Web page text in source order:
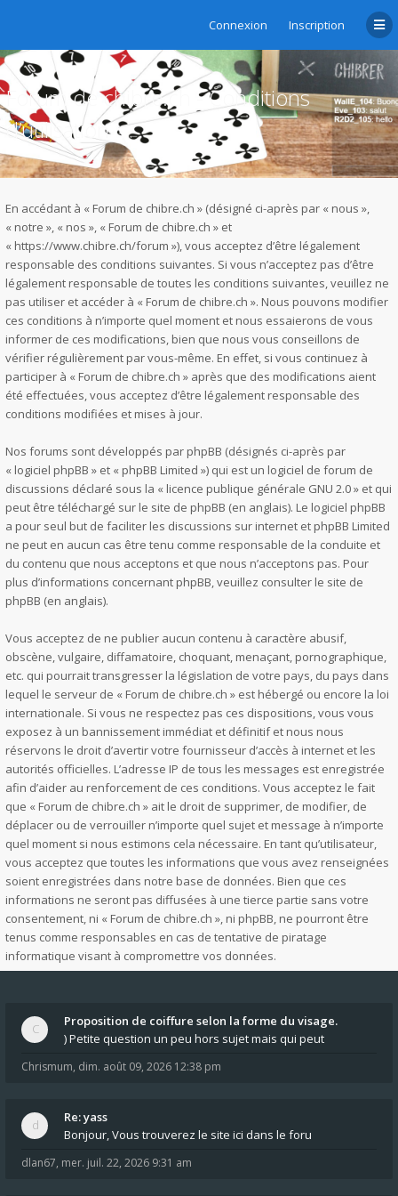
Connexion Inscription
Forum de chibre.ch - Conditions
d’utilisation
En accédant à « Forum de chibre.ch » (désigné ci-après par « nous »,
« notre », « nos », « Forum de chibre.ch » et
« https://www.chibre.ch/forum »), vous acceptez d’être légalement
responsable des conditions suivantes. Si vous n’acceptez pas d’être
légalement responsable de toutes les conditions suivantes, veuillez ne
pas utiliser et accéder à « Forum de chibre.ch ». Nous pouvons modifier
ces conditions à n’importe quel moment et nous essaierons de vous
informer de ces modifications, bien que nous vous conseillons de
vérifier régulièrement par vous-même. En effet, si vous continuez à
participer à « Forum de chibre.ch » après que des modifications aient
été effectuées, vous acceptez d’être légalement responsable des
conditions modifiées et mises à jour.
Nos forums sont développés par phpBB (désignés ci-après par
« logiciel phpBB » et « phpBB Limited ») qui est un logiciel de forum de
discussions déclaré sous la « licence publique générale GNU 2.0» et qui
peut être téléchargé sur le site de phpBB (en anglais). Le logiciel phpBB
a pour seul but de faciliter les discussions sur internet et phpBB Limited
ne peut en aucun cas être tenu comme responsable de la conduite et
du contenu que nous acceptons et que nous n’acceptons pas. Pour
plus d’informations concernant phpBB, veuillez consulter le site de
phpBB (en anglais).
Vous acceptez de ne publier aucun contenu à caractère abusif,
obscène, vulgaire, diffamatoire, choquant, menaçant, pornographique,
etc. qui pourrait transgresser la législation de votre pays, du pays dans
lequel le serveur de « Forum de chibre.ch » est hébergé ou encore la loi
internationale. Si vous ne respectez pas ces dispositions, vous vous
exposez à un bannissement immédiat et définitif et nous nous
réservons le droit d’avertir votre fournisseur d’accès à internet et les
autorités officielles. L’adresse IP de tous les messages est enregistrée
afin d’aider au renforcement de ces conditions. Vous acceptez le fait
que « Forum de chibre.ch » ait le droit de supprimer, de modifier, de
déplacer ou de verrouiller n’importe quel sujet et message à n’importe
quel moment si nous estimons cela nécessaire. En tant qu’utilisateur,
vous acceptez que toutes les informations que vous avez renseignées
soient enregistrées dans notre base de données. Bien que ces
informations ne seront pas diffusées à une tierce partie sans votre
consentement, ni « Forum de chibre.ch », ni phpBB, ne pourront être
tenus comme responsables en cas de tentative de piratage
informatique visant à compromettre vos données.
Proposition de coiffure selon la forme du visage.
) Petite question un peu hors sujet mais qui peut
Chrismum, dim. août 09, 2026 12:38 pm
Re: yass
Bonjour, Vous trouverez le site ici dans le foru
dlan67, mer. juil. 22, 2026 9:31 am